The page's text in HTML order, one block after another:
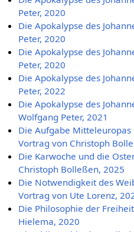
Peter, 2020
Die Apokalypse des
Peter, 2020
Die Apokalypse des
Peter, 2020
Die Apokalypse des
Peter, 2022
Die Apokalypse des
Wolfgang Peter, 2021
Die Aufgabe
Vortrag von Christoph
Die Karwoche und die
Christoph Bolleßen, 2025
Die Notwendigkeit des
Vortrag von Ute Lorenz,
Die Philosophie der
Hielema, 2020